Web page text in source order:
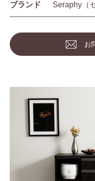
ブランド Seraphy（
お